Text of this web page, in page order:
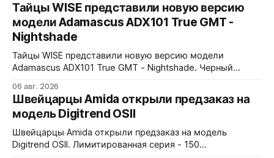
Тайцы WISE представили новую версию
модели Adamascus ADX101 True GMT -
Nightshade
Тайцы WISE представили новую версию модели
Adamascus ADX101 True GMT - Nightshade. Черный
Ceramic, стрелки и индексы Gungrey. 40x12,4x47,75 мм.
Корпус и браслет - сталь 904L, опционально ремешок
X1 FKM Rubber. Сапфировое стекло спереди и сзади с
внутренним AR-покрытием. Безель двунаправленный на
72 клика.
06 авг. 2026
Швейцарцы Amida открыли предзаказ на
модель Digitrend OSII
Швейцарцы Amida открыли предзаказ на модель
Digitrend OSII. Лимитированная серия - 150